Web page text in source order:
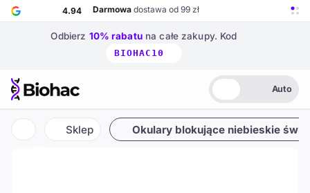
Przejdź do głównej treści
4.94 Darmowa dostawa od 99 zł
Odbierz 10% rabatuna całe zakupy. Kod
BIOHAC10
Biohac – strona główna Ciemny
Auto
Auto
Strona główna
Sklep
też w +1 innej kategorii
Okulary blokujące niebieskie